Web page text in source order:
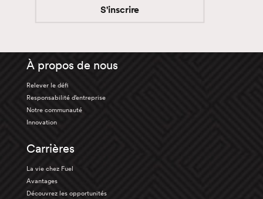
À propos de nous
Relever le défi
Responsabilité d’entreprise
Notre communauté
Innovation
Carrières
La vie chez Fuel
Avantages
Découvrez les opportunités
S'inscrire